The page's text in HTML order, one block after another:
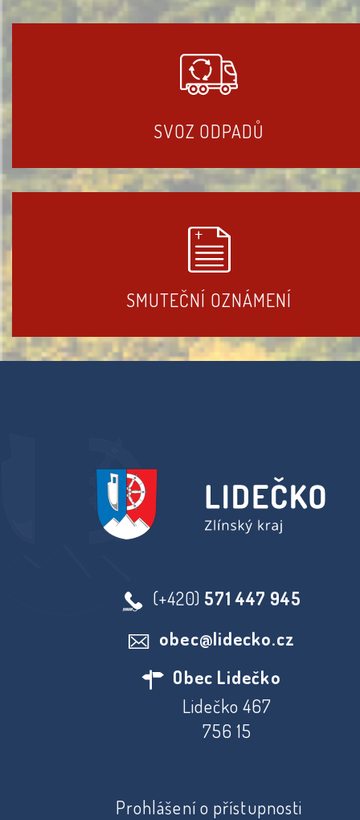
SVOZ ODPADŮ
SMUTEČNÍ OZNÁMENÍ
(+420) 571 447 945
obec@lidecko.cz
Obec Lidečko
Lidečko 467
756 15
Prohlášení o přístupnosti